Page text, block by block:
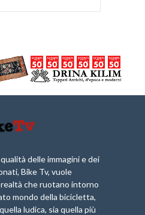
delle immagini e dei
Bike Tv, vuole
che ruotano intorno
mondo della bicicletta,
ludica, sia quella più